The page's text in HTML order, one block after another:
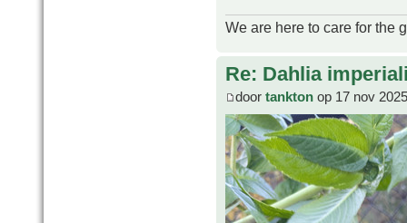
We are here to care for the
Re: Dahlia
door tankton op 17 nov